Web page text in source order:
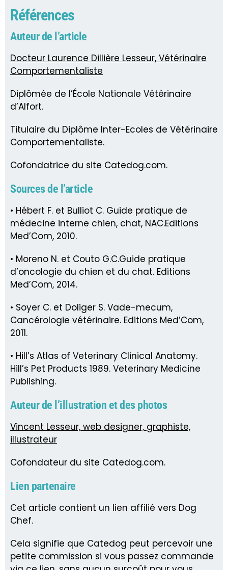
Références
Auteur de l’article
Docteur Laurence Dillière Lesseur, Vétérinaire
Comportementaliste
Diplômée de l’École Nationale Vétérinaire
d’Alfort.
Titulaire du Diplôme Inter-Ecoles de Vétérinaire
Comportementaliste.
Cofondatrice du site Catedog.com.
Sources de l’article
• Hébert F. et Bulliot C. Guide pratique de
médecine interne chien, chat, NAC.Editions
Med’Com, 2010.
• Moreno N. et Couto G.C.Guide pratique
d’oncologie du chien et du chat. Editions
Med’Com, 2014.
• Soyer C. et Doliger S. Vade-mecum,
Cancérologie vétérinaire. Editions Med’Com,
2011.
• Hill’s Atlas of Veterinary Clinical Anatomy.
Hill’s Pet Products 1989. Veterinary Medicine
Publishing.
Auteur de l’illustration et des photos
Vincent Lesseur, web designer, graphiste,
illustrateur
Cofondateur du site Catedog.com.
Lien partenaire
Cet article contient un lien affilié vers Dog
Chef.
Cela signifie que Catedog peut percevoir une
petite commission si vous passez commande